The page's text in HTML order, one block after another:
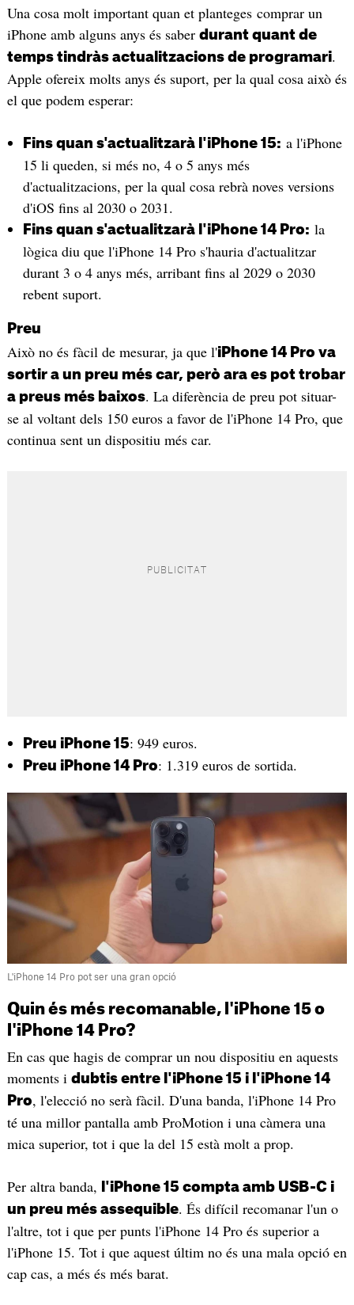
Una cosa molt important quan et planteges comprar un
iPhone amb alguns anys és saber durant quant de
temps tindràs actualitzacions de programari.
Apple ofereix molts anys és suport, per la qual cosa això és
el que podem esperar:
Fins quan s'actualitzarà l'iPhone 15: a l'iPhone
15 li queden, si més no, 4 o 5 anys més
d'actualitzacions, per la qual cosa rebrà noves versions
d'iOS fins al 2030 o 2031.
Fins quan s'actualitzarà l'iPhone 14 Pro: la
lògica diu que l'iPhone 14 Pro s'hauria d'actualitzar
durant 3 o 4 anys més, arribant fins al 2029 o 2030
rebent suport.
Preu
Això no és fàcil de mesurar, ja que l'iPhone 14 Pro va
sortir a un preu més car, però ara es pot trobar
a preus més baixos. La diferència de preu pot situar-
se al voltant dels 150 euros a favor de l'iPhone 14 Pro, que
continua sent un dispositiu més car.
Preu iPhone 15: 949 euros.
Preu iPhone 14 Pro: 1.319 euros de sortida.
L'iPhone 14 Pro pot ser una gran opció
Quin és més recomanable, l'iPhone 15 o
l'iPhone 14 Pro?
En cas que hagis de comprar un nou dispositiu en aquests
moments i dubtis entre l'iPhone 15 i l'iPhone 14
Pro, l'elecció no serà fàcil. D'una banda, l'iPhone 14 Pro
té una millor pantalla amb ProMotion i una càmera una
mica superior, tot i que la del 15 està molt a prop.
Per altra banda,
l'iPhone 15 compta amb USB-C i
un preu més assequible. És difícil recomanar l'un o
l'altre, tot i que per punts l'iPhone 14 Pro és superior a
l'iPhone 15. Tot i que aquest últim no és una mala opció en
cap cas, a més és més barat.